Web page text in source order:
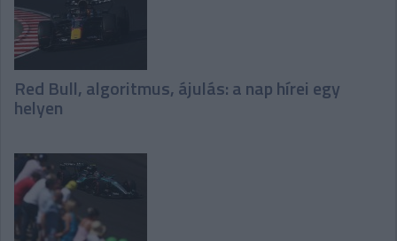
Red Bull, algoritmus, ájulás: a nap hírei egy
helyen